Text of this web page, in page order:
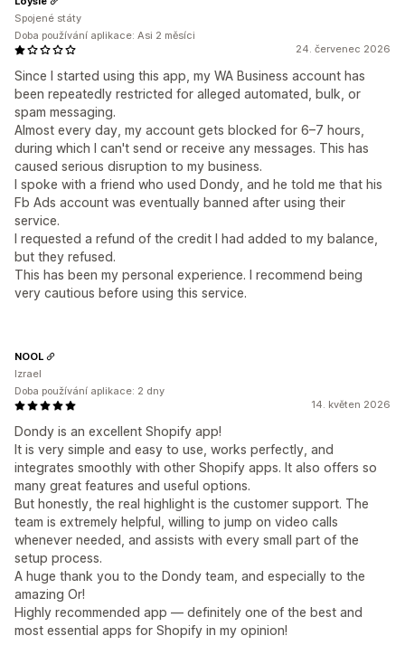
24. červenec 2026
Since I started using this app, my WA Business account has
been repeatedly restricted for alleged automated, bulk, or
spam messaging.
Almost every day, my account gets blocked for 6–7 hours,
during which I can't send or receive any messages. This has
caused serious disruption to my business.
I spoke with a friend who used Dondy, and he told me that his
Fb Ads account was eventually banned after using their
service.
I requested a refund of the credit I had added to my balance,
but they refused.
This has been my personal experience. I recommend being
very cautious before using this service.
Spojené státy
Doba používání aplikace: Asi 2 měsíci
14. květen 2026
Dondy is an excellent Shopify app!
It is very simple and easy to use, works perfectly, and
integrates smoothly with other Shopify apps. It also offers so
many great features and useful options.
But honestly, the real highlight is the customer support. The
team is extremely helpful, willing to jump on video calls
whenever needed, and assists with every small part of the
setup process.
A huge thank you to the Dondy team, and especially to the
amazing Or!
Highly recommended app — definitely one of the best and
most essential apps for Shopify in my opinion!
NOOL
Izrael
Doba používání aplikace: 2 dny